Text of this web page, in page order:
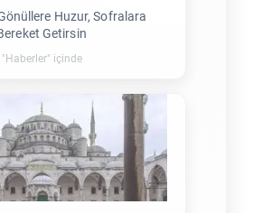
Huzur, Sofralara
Getirsin
"Haberler" içinde